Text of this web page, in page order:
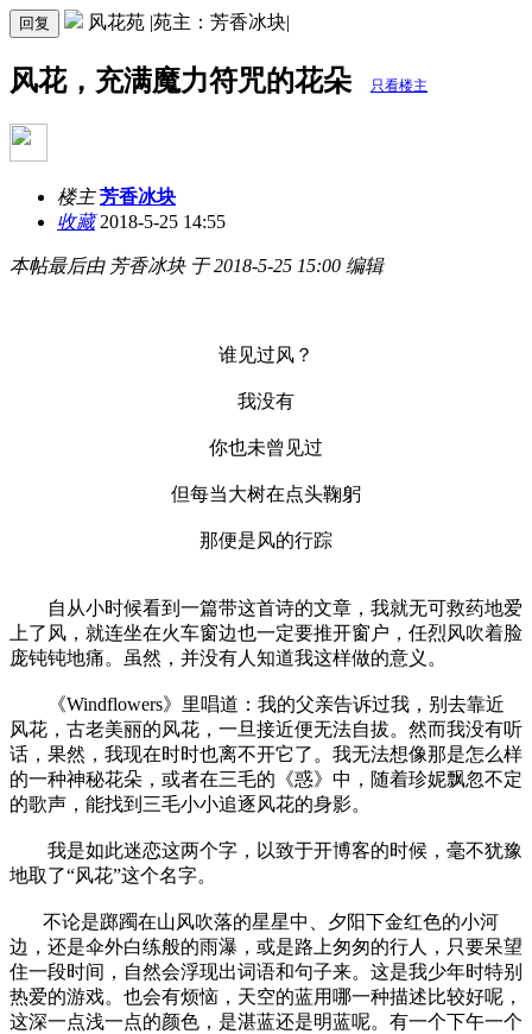
回复 风花苑 |苑主：芳香冰块|
风花，充满魔力符咒的花朵 只看楼主
楼主 芳香冰块
收藏2018-5-25 14:55
本帖最后由 芳香冰块 于 2018-5-25 15:00 编辑
谁见过风？
我没有
你也未曾见过
但每当大树在点头鞠躬
那便是风的行踪
自从小时候看到一篇带这首诗的文章，我就无可救药地爱
上了风，就连坐在火车窗边也一定要推开窗户，任烈风吹着脸
庞钝钝地痛。虽然，并没有人知道我这样做的意义。
《Windflowers》里唱道：我的父亲告诉过我，别去靠近
风花，古老美丽的风花，一旦接近便无法自拔。然而我没有听
话，果然，我现在时时也离不开它了。我无法想像那是怎么样
的一种神秘花朵，或者在三毛的《惑》中，随着珍妮飘忽不定
的歌声，能找到三毛小小追逐风花的身影。
我是如此迷恋这两个字，以致于开博客的时候，毫不犹豫
地取了“风花”这个名字。
不论是踯躅在山风吹落的星星中、夕阳下金红色的小河
边，还是伞外白练般的雨瀑，或是路上匆匆的行人，只要呆望
住一段时间，自然会浮现出词语和句子来。这是我少年时特别
热爱的游戏。也会有烦恼，天空的蓝用哪一种描述比较好呢，
这深一点浅一点的颜色，是湛蓝还是明蓝呢。有一个下午一个